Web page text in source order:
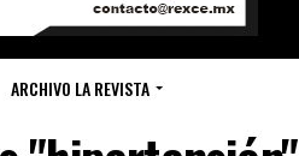
ARCHIVO LA REVISTA